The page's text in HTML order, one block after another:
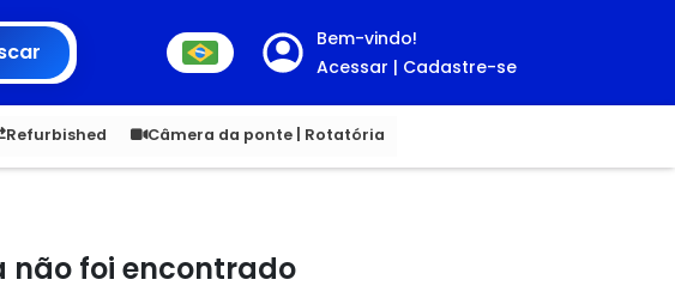
Bem-vindo!
Acessar | Cadastre-se
Refurbished Câmera da ponte | Rotatória
1,900 1.00
não foi encontrado